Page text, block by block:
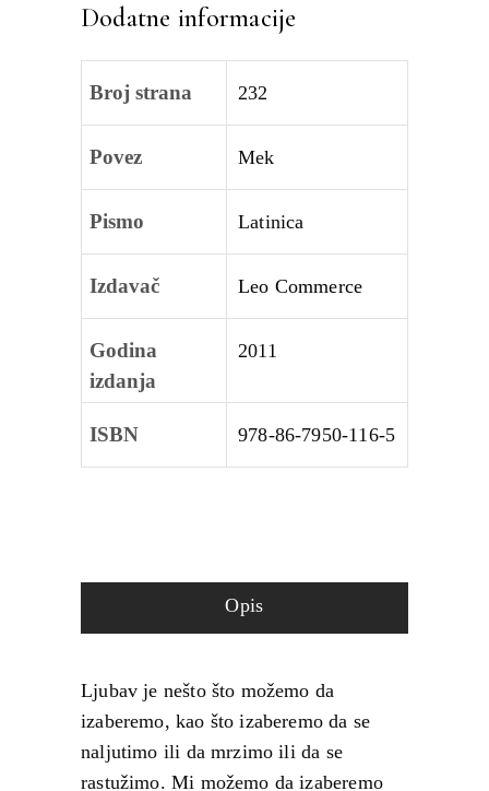
Dodatne informacije
Broj strana 232
Povez Mek
Pismo Latinica
Izdavač Leo Commerce
Godina
izdanja
2011
ISBN 978‑86‑7950‑116‑5
Opis
Ljubav je nešto što možemo da
izaberemo, kao što izaberemo da se
naljutimo ili da mrzimo ili da se
rastužimo. Mi možemo da izaberemo